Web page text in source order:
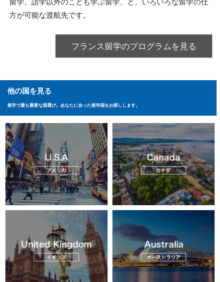
方が可能な渡航先です。
フランス留学のプログラムを見る
他の国を見る
留学で最も重要な国選び。あなたに合った留学国をお探しします。